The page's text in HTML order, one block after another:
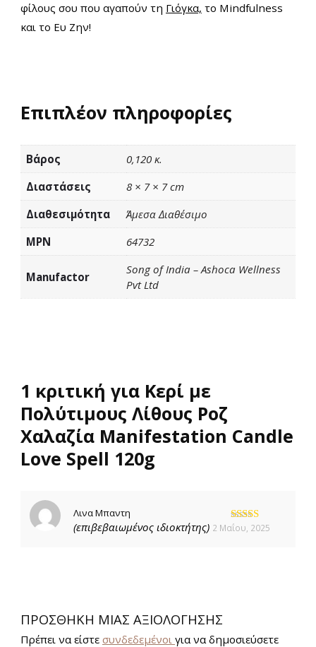
φίλους σου που αγαπούν τη Γιόγκα, το Mindfulness
και το Ευ Ζην!
Επιπλέον πληροφορίες
Βάρος
0,120 κ.
Διαστάσεις
8 × 7 × 7 cm
Διαθεσιμότητα
Άμεσα Διαθέσιμο
MPN
64732
Manufactor
Song of India – Ashoca Wellness
Pvt Ltd
1 κριτική για Κερί με
Πολύτιμους Λίθους Ροζ
Χαλαζία Manifestation Candle
Love Spell 120g
Βαθμολογήθηκε
Λινα Μπαντη
(επιβεβαιωμένος ιδιοκτήτης) 2 Μαΐου, 2025
ΠΡΟΣΘΉΚΗ ΜΊΑΣ ΑΞΙΟΛΌΓΗΣΗΣ
Πρέπει να είστε συνδεδεμένοι για να δημοσιεύσετε